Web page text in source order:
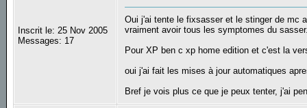
Inscrit le: 25 Nov 2005
Messages: 17
Oui j'ai tente le fixsasser et le stinger de mc
vraiment avoir tous les symptomes du
Pour XP ben c xp home edition et c'est la
oui j'ai fait les mises à jour automatiques
Bref je vois plus ce que je peux tenter, j'ai